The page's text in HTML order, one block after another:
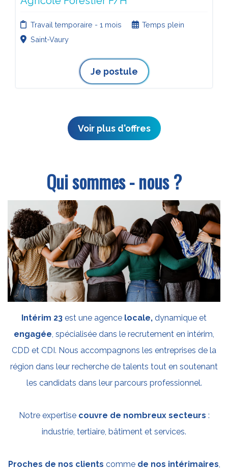
Travail temporaire - 1 mois
Temps plein
Saint-Vaury
Je postule
Voir plus d'offres
Qui sommes - nous ?
Intérim 23 est une agence locale, dynamique et
engagée, spécialisée dans le recrutement en intérim,
CDD et CDI. Nous accompagnons les entreprises de la
région dans leur recherche de talents tout en soutenant
les candidats dans leur parcours professionnel.
Notre expertise couvre de nombreux secteurs :
industrie, tertiaire, bâtiment et services.
Proches de nos clients comme de nos intérimaires,